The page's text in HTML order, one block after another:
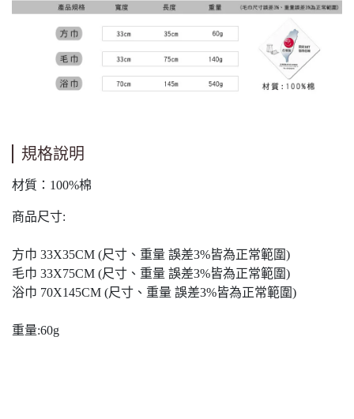
規格說明
材質：100%棉
商品尺寸:
方巾 33X35CM (尺寸、重量 誤差3%皆為正常範圍)
毛巾 33X75CM (尺寸、重量 誤差3%皆為正常範圍)
浴巾 70X145CM (尺寸、重量 誤差3%皆為正常範圍)
重量:60g